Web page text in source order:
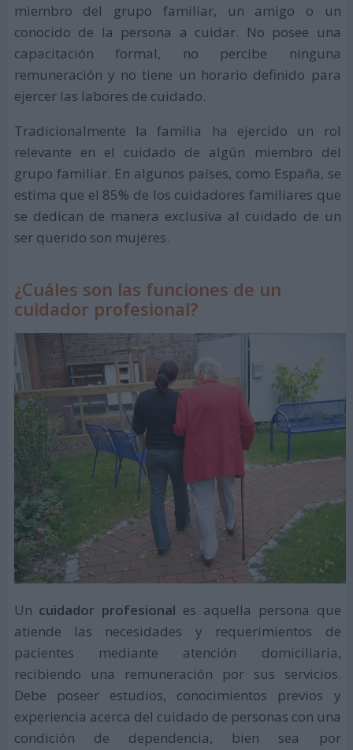
miembro del grupo familiar, un amigo o un
conocido de la persona a cuidar. No posee una
capacitación formal, no percibe ninguna
remuneración y no tiene un horario definido para
ejercer las labores de cuidado.
Tradicionalmente la familia ha ejercido un rol
relevante en el cuidado de algún miembro del
grupo familiar. En algunos países, como España, se
estima que el 85% de los cuidadores familiares que
se dedican de manera exclusiva al cuidado de un
ser querido son mujeres.
¿Cuáles son las funciones de un
cuidador profesional?
Un cuidador profesional es aquella persona que
atiende las necesidades y requerimientos de
pacientes mediante atención domiciliaria,
recibiendo una remuneración por sus servicios.
Debe poseer estudios, conocimientos previos y
experiencia acerca del cuidado de personas con una
condición de dependencia, bien sea por